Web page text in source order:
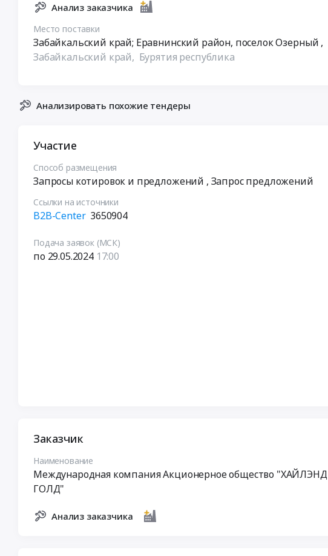
Анализ заказчика
Место поставки
Забайкальский край; Еравнинский район, поселок Озерный ,
Забайкальский край, Бурятия республика
Анализировать похожие тендеры
Участие
Способ размещения
Запросы котировок и предложений , Запрос предложений
Ссылки на источники
B2B-Center 3650904
Подача заявок (МСК)
по 29.05.2024 17:00
Заказчик
Наименование
Международная компания Акционерное общество "ХАЙЛЭНД
ГОЛД"
Анализ заказчика